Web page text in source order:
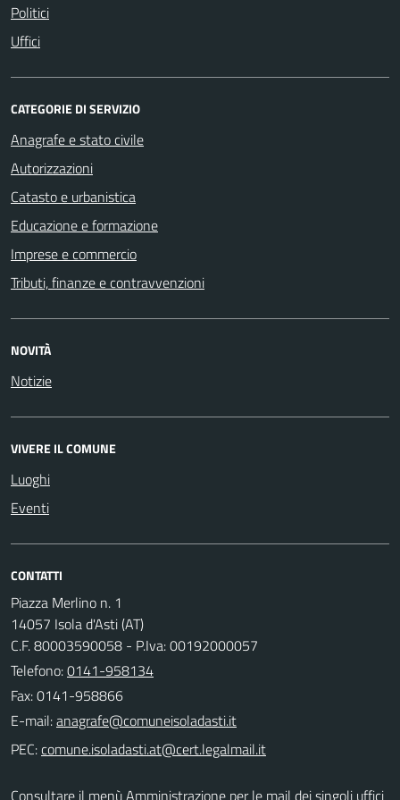
Politici
Uffici
CATEGORIE DI SERVIZIO
Anagrafe e stato civile
Autorizzazioni
Catasto e urbanistica
Educazione e formazione
Imprese e commercio
Tributi, finanze e contravvenzioni
NOVITÀ
Notizie
VIVERE IL COMUNE
Luoghi
Eventi
CONTATTI
Piazza Merlino n. 1
14057 Isola d'Asti (AT)
C.F. 80003590058 - P.Iva: 00192000057
Telefono:0141-958134
Fax: 0141-958866
E-mail:
PEC:
Consultare il menù Amministrazione per le mail dei singoli uffici